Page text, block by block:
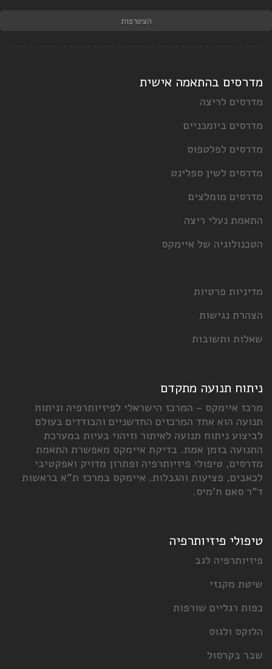
בהתאמה אישית
לריצה
ביומכניים
לפלטפוס
לשין ספלינט
מומלצים
ריצה
של איימקס
פרטיות
תנועה מתקדם
– המרכז הישראלי לפיזיותרפיה וניתוח
אחד המרכזים החדשניים והבודדים בעולם
ניתוח תנועה לאיתור וזיהוי בעיות במערכת
בזמן אמת. בדיקת איימקס מאפשרת התאמת
טיפולי פיזיותרפיה ופתרון מדויק ואפקטיבי
פציעות והגבלות. איימקס במרכז ת"א בראשות
ח'מיס.
פיזיותרפיה
לגב
שורפות